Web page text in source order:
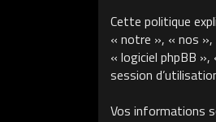
Cette politique
« notre », « nos »,
« logiciel phpBB
session
Vos informations